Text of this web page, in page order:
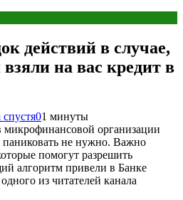
действий в случае,
на вас кредит в
спустя01 минуты
микрофинансовой организации
не нужно. Важно
помогут разрешить
алгоритм привели в Банке
из читателей канала